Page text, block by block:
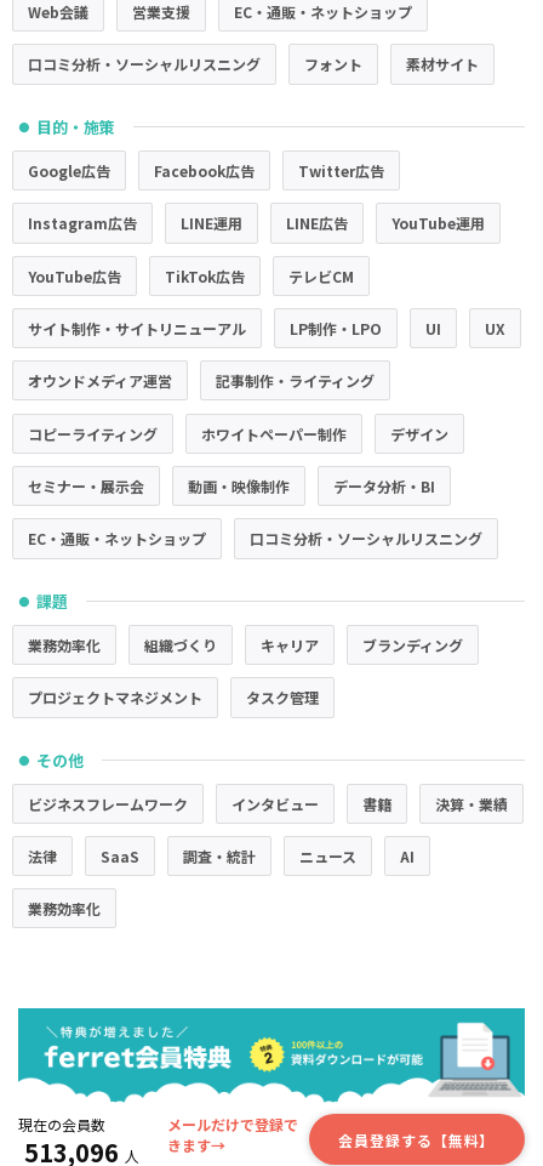
Web会議 営業支援 EC・通販・ネットショップ
口コミ分析・ソーシャルリスニング フォント 素材サイト
● 目的・施策
Google広告 Facebook広告 Twitter広告
Instagram広告 LINE運用 LINE広告 YouTube運用
YouTube広告 TikTok広告 テレビCM
サイト制作・サイトリニューアル LP制作・LPO UI UX
オウンドメディア運営 記事制作・ライティング
コピーライティング ホワイトペーパー制作 デザイン
セミナー・展示会 動画・映像制作 データ分析・BI
EC・通販・ネットショップ 口コミ分析・ソーシャルリスニング
● 課題
業務効率化 組織づくり キャリア ブランディング
プロジェクトマネジメント タスク管理
● その他
ビジネスフレームワーク インタビュー 書籍 決算・業績
法律 SaaS 調査・統計 ニュース AI
業務効率化
現在の会員数
513,096 人
メールだけで登録で
きます→
会員登録する【無料】